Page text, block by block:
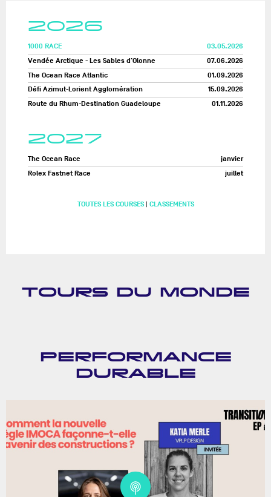
2026
1000 RACE
03.05.2026
Vendée Arctique - Les Sables d'Olonne
07.06.2026
The Ocean Race Atlantic
01.09.2026
Défi Azimut-Lorient Agglomération
15.09.2026
Route du Rhum-Destination Guadeloupe
01.11.2026
2027
The Ocean Race
janvier
Rolex Fastnet Race
juillet
TOUTES LES COURSES| CLASSEMENTS
TOURS DU MONDE
PERFORMANCE
DURABLE